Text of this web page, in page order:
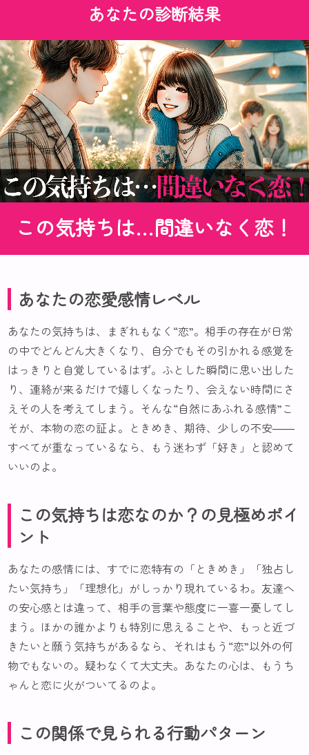
あなたの診断結果
この気持ちは…間違いなく恋！
あなたの恋愛感情レベル
あなたの気持ちは、まぎれもなく“恋”。相手の存在が日常
の中でどんどん大きくなり、自分でもその引かれる感覚を
はっきりと自覚しているはず。ふとした瞬間に思い出した
り、連絡が来るだけで嬉しくなったり、会えない時間にさ
えその人を考えてしまう。そんな“自然にあふれる感情”こ
そが、本物の恋の証よ。ときめき、期待、少しの不安――
すべてが重なっているなら、もう迷わず「好き」と認めて
いいのよ。
この気持ちは恋なのか？の見極めポイ
ント
あなたの感情には、すでに恋特有の「ときめき」「独占し
たい気持ち」「理想化」がしっかり現れているわ。友達へ
の安心感とは違って、相手の言葉や態度に一喜一憂してし
まう。ほかの誰かよりも特別に思えることや、もっと近づ
きたいと願う気持ちがあるなら、それはもう“恋”以外の何
物でもないの。疑わなくて大丈夫。あなたの心は、もうち
ゃんと恋に火がついてるのよ。
この関係で見られる行動パターン